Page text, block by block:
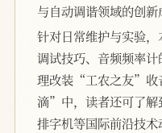
与自动调谐领域的创新
针对日常维护与实验，
调试技巧、音频频率
理改装“工农之友”收
滴”中，读者还可了解
排字机等国际前沿技术